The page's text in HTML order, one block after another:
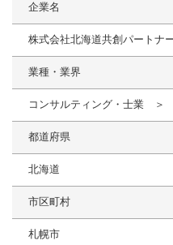
企業名
株式会社北海道共創パートナ
業種・業界
コンサルティング・士業 ＞
都道府県
北海道
市区町村
札幌市